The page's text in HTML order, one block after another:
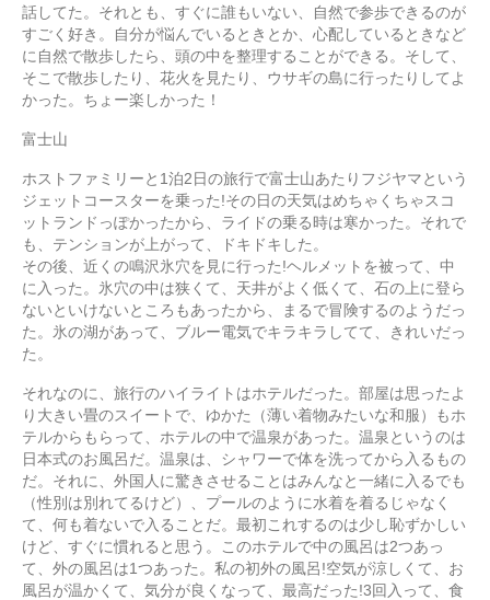
話してた。それとも、すぐに誰もいない、自然で参歩できるのが
すごく好き。自分が悩んでいるときとか、心配しているときなど
に自然で散歩したら、頭の中を整理することができる。そして、
そこで散歩したり、花火を見たり、ウサギの島に行ったりしてよ
かった。ちょー楽しかった！
富士山
ホストファミリーと1泊2日の旅行で富士山あたりフジヤマという
ジェットコースターを乗った!その日の天気はめちゃくちゃスコ
ットランドっぽかったから、ライドの乗る時は寒かった。それで
も、テンションが上がって、ドキドキした。
その後、近くの鳴沢氷穴を見に行った!ヘルメットを被って、中
に入った。氷穴の中は狭くて、天井がよく低くて、石の上に登ら
ないといけないところもあったから、まるで冒険するのようだっ
た。氷の湖があって、ブルー電気でキラキラしてて、きれいだっ
た。
それなのに、旅行のハイライトはホテルだった。部屋は思ったよ
り大きい畳のスイートで、ゆかた（薄い着物みたいな和服）もホ
テルからもらって、ホテルの中で温泉があった。温泉というのは
日本式のお風呂だ。温泉は、シャワーで体を洗ってから入るもの
だ。それに、外国人に驚きさせることはみんなと一緒に入るでも
（性別は別れてるけど）、プールのように水着を着るじゃなく
て、何も着ないで入ることだ。最初これするのは少し恥ずかしい
けど、すぐに慣れると思う。このホテルで中の風呂は2つあっ
て、外の風呂は1つあった。私の初外の風呂!空気が涼しくて、お
風呂が温かくて、気分が良くなって、最高だった!3回入って、食